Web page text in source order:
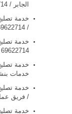
الجابر / 69622714‬ / رقم بنشر سيارات
خدمة
/ 69622714‬ / كهربائي سيارات متنقل
خدمة
69622714‬ / كهربائي سيارات
خدمات
/ فريق